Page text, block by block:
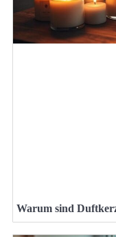
Warum sind